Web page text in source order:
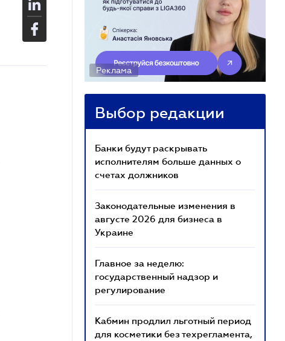
Реклама
Выбор редакции
Банки будут раскрывать
исполнителям больше данных о
счетах должников
Законодательные изменения в
августе 2026 для бизнеса в
Украине
Главное за неделю:
государственный надзор и
регулирование
Кабмин продлил льготный период
для косметики без техрегламента,